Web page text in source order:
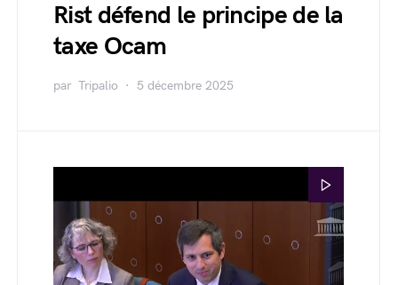
Rist défend le principe de la
taxe Ocam
par Tripalio 5 décembre 2025